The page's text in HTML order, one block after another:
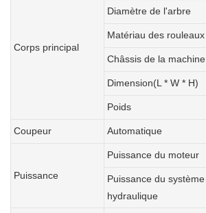
Corps principal
Diamètre de l'arbre
Matériau des rouleaux
Châssis de la machine
Dimension(L * W * H)
Poids
Coupeur Automatique
Puissance
Puissance du moteur
Puissance du système
hydraulique